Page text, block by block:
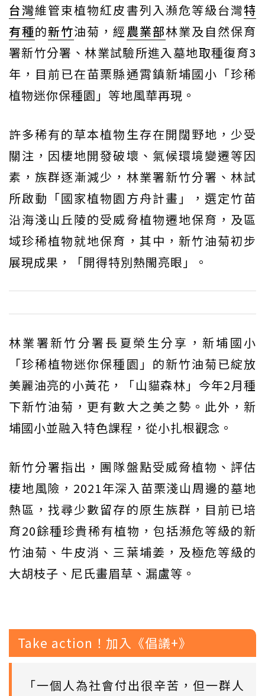
台灣維管束植物紅皮書列入瀕危等級台灣特
有種的新竹油菊，經 農業部林業及自然保育
署新竹分署、林業試驗所進入墓地取種復育3
年，目前已在苗栗縣通霄鎮新埔國小「珍稀
植物迷你保種園」等地風華再現。
許多稀有的草本植物生存在開闊野地，少受
關注，因棲地開發破壞、氣候環境變遷等因
素，族群逐漸減少，林業署新竹分署、林試
所啟動「國家植物園方舟計畫」，選定竹苗
沿海淺山丘陵的受威脅植物遷地保育，及區
域珍稀植物就地保育，其中，新竹油菊初步
展現成果，「開得特別熱閙亮眼」。
林業署新竹分署長夏榮生分享，新埔國小
「珍稀植物迷你保種園」的新竹油菊已綻放
美麗油亮的小黃花，「山貓森林」今年2月種
下新竹油菊，更有數大之美之勢。此外，新
埔國小並融入特色課程，從小扎根觀念。
新竹分署指出，團隊盤點受威脅植物、評估
棲地風險，2021年深入苗栗淺山周邊的墓地
熱區，找尋少數留存的原生族群，目前已培
育20餘種珍貴稀有植物，包括瀕危等級的新
竹油菊、牛皮消、三葉埔姜，及極危等級的
大胡枝子、尼氏畫眉草、漏盧等。
Take action！加入《倡議+》
「一個人為社會付出很辛苦，但一群人